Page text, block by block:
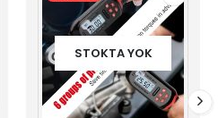
STOKTA YOK